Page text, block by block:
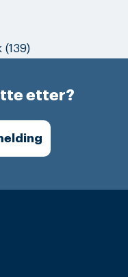
(139)
etter?